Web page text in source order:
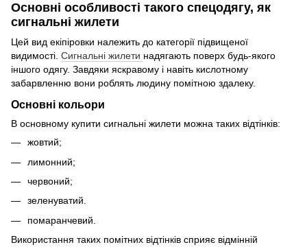
Основні особливості такого спецодягу, як
сигнальні жилети
Цей вид екіпіровки належить до категорії підвищеної
видимості. Сигнальні жилети надягають поверх будь-якого
іншого одягу. Завдяки яскравому і навіть кислотному
забарвленню вони роблять людину помітною здалеку.
Основні кольори
В основному купити сигнальні жилети можна таких відтінків:
жовтий;
лимонний;
червоний;
зеленуватий.
помаранчевий.
Використання таких помітних відтінків сприяє відмінній